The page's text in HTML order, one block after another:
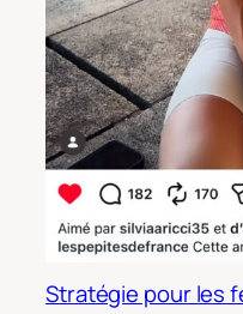
Stratégie pour les